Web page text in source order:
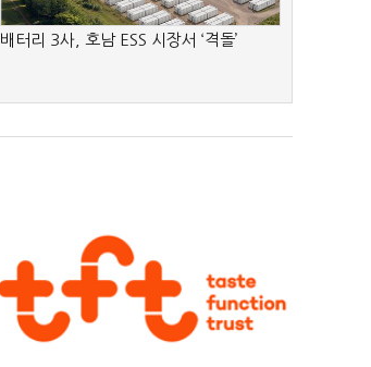
배터리 3사, 호남 ESS 시장서 ‘격돌’